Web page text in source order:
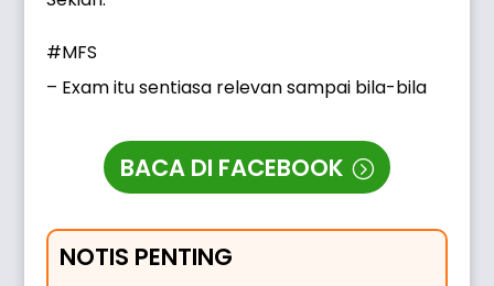
#MFS
– Exam itu sentiasa relevan sampai bila-bila
BACA DI FACEBOOK
NOTIS PENTING